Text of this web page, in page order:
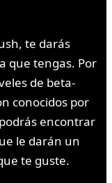
te darás
que tengas. Por
de beta-
conocidos por
encontrar
le darán un
te guste.